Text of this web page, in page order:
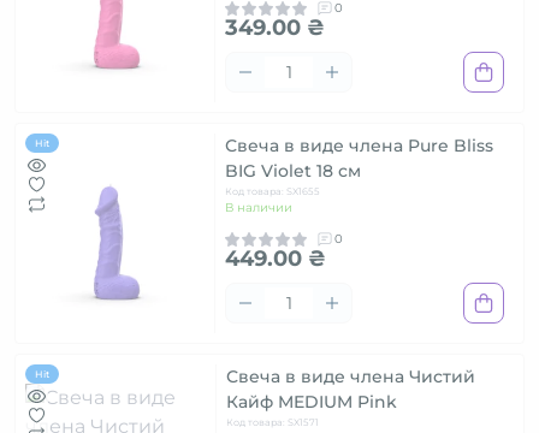
0
349.00 ₴
Hit
Свеча в виде члена Pure Bliss
BIG Violet 18 см
Код товара: SX1655
В наличии
0
449.00 ₴
Hit
Свеча в виде члена Чистий
Кайф MEDIUM Pink
Код товара: SX1571